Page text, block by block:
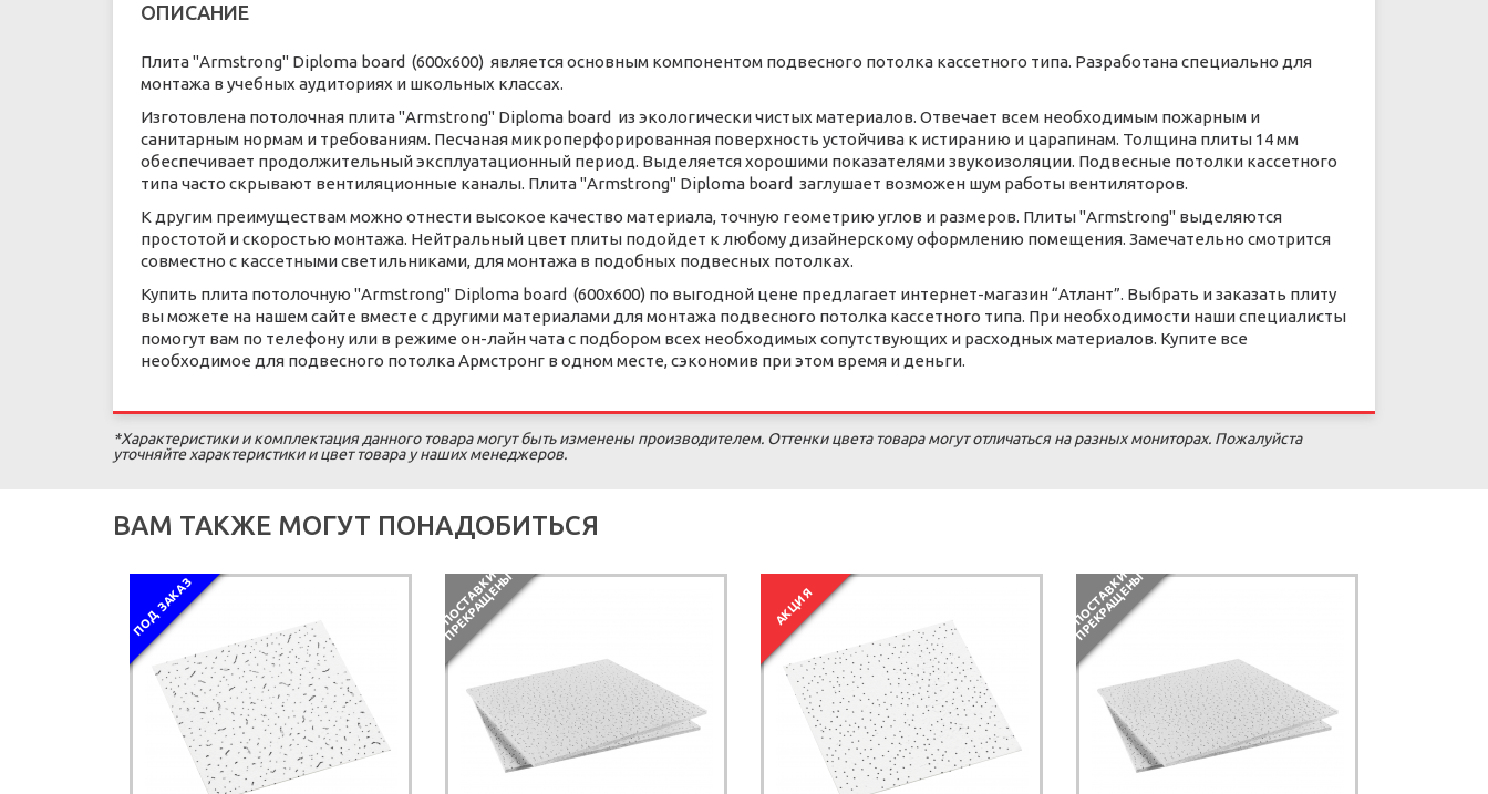
ОПИСАНИЕ
Плита "Armstrong" Diploma board (600x600) является основным компонентом подвесного потолка кассетного типа. Разработана специально для
монтажа в учебных аудиториях и школьных классах.
Изготовлена потолочная плита "Armstrong" Diploma board из экологически чистых материалов. Отвечает всем необходимым пожарным и
санитарным нормам и требованиям. Песчаная микроперфорированная поверхность устойчива к истиранию и царапинам. Толщина плиты 14 мм
обеспечивает продолжительный эксплуатационный период. Выделяется хорошими показателями звукоизоляции. Подвесные потолки кассетного
типа часто скрывают вентиляционные каналы. Плита "Armstrong" Diploma board заглушает возможен шум работы вентиляторов.
К другим преимуществам можно отнести высокое качество материала, точную геометрию углов и размеров. Плиты "Armstrong" выделяются
простотой и скоростью монтажа. Нейтральный цвет плиты подойдет к любому дизайнерскому оформлению помещения. Замечательно смотрится
совместно с кассетными светильниками, для монтажа в подобных подвесных потолках.
Купить плита потолочную "Armstrong" Diploma board (600x600) по выгодной цене предлагает интернет-магазин “Атлант”. Выбрать и заказать плиту
вы можете на нашем сайте вместе с другими материалами для монтажа подвесного потолка кассетного типа. При необходимости наши специалисты
помогут вам по телефону или в режиме он-лайн чата с подбором всех необходимых сопутствующих и расходных материалов. Купите все
необходимое для подвесного потолка Армстронг в одном месте, сэкономив при этом время и деньги.
*Характеристики и комплектация данного товара могут быть изменены производителем. Оттенки цвета товара могут отличаться на разных мониторах. Пожалуйста
уточняйте характеристики и цвет товара у наших менеджеров.
ВАМ ТАКЖЕ МОГУТ ПОНАДОБИТЬСЯ
ПОД ЗАКАЗ П
О
С
Т
А
В
К
И
П
Р
Е
К
Р
А
Щ
Е
Н
Ы АКЦИЯ П
О
С
Т
А
В
К
И
П
Р
Е
К
Р
А
Щ
Е
Н
Ы